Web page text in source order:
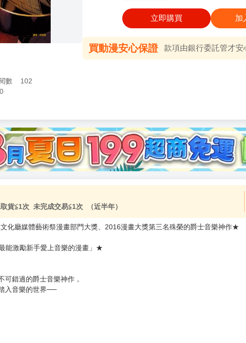
數
102
0
立即購買 加
買動漫安心保證 款項由銀行委託管才安
-加固紙箱包裝》
NT$15
貨≦1次 未完成交易≦1次 （近半年）
化廳媒體藝術祭漫畫部門大獎、2016漫畫大獎第三名殊榮的爵士音樂神作★